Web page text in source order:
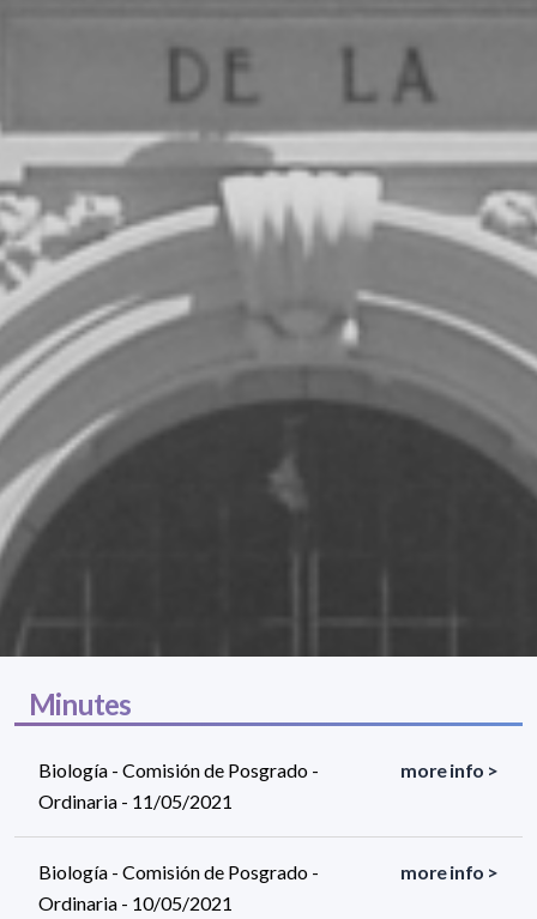
Minutes
Biología - Comisión de Posgrado -
Ordinaria - 11/05/2021
more info >
Biología - Comisión de Posgrado -
Ordinaria - 10/05/2021
more info >